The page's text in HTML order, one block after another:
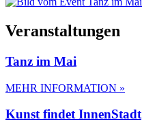
Veranstaltungen
Tanz im Mai
MEHR INFORMATION »
Kunst findet InnenStadt